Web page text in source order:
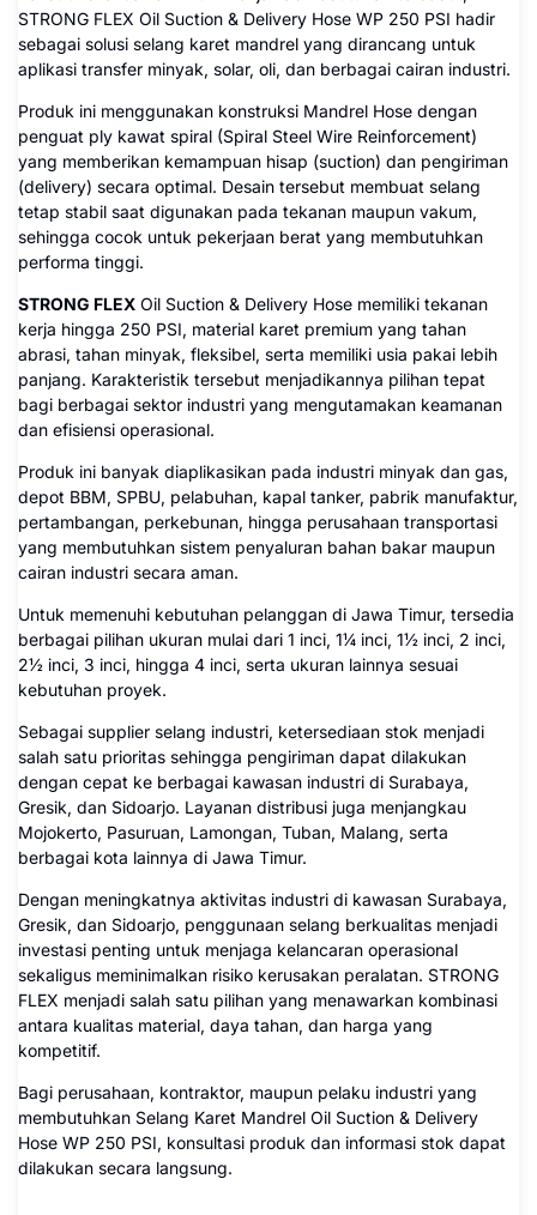
STRONG FLEX Oil Suction & Delivery Hose WP 250 PSI hadir
sebagai solusi selang karet mandrel yang dirancang untuk
aplikasi transfer minyak, solar, oli, dan berbagai cairan industri.
Produk ini menggunakan konstruksi Mandrel Hose dengan
penguat ply kawat spiral (Spiral Steel Wire Reinforcement)
yang memberikan kemampuan hisap (suction) dan pengiriman
(delivery) secara optimal. Desain tersebut membuat selang
tetap stabil saat digunakan pada tekanan maupun vakum,
sehingga cocok untuk pekerjaan berat yang membutuhkan
performa tinggi.
STRONG FLEX Oil Suction & Delivery Hose memiliki tekanan
kerja hingga 250 PSI, material karet premium yang tahan
abrasi, tahan minyak, fleksibel, serta memiliki usia pakai lebih
panjang. Karakteristik tersebut menjadikannya pilihan tepat
bagi berbagai sektor industri yang mengutamakan keamanan
dan efisiensi operasional.
Produk ini banyak diaplikasikan pada industri minyak dan gas,
depot BBM, SPBU, pelabuhan, kapal tanker, pabrik manufaktur,
pertambangan, perkebunan, hingga perusahaan transportasi
yang membutuhkan sistem penyaluran bahan bakar maupun
cairan industri secara aman.
Untuk memenuhi kebutuhan pelanggan di Jawa Timur, tersedia
berbagai pilihan ukuran mulai dari 1 inci, 1¼ inci, 1½ inci, 2 inci,
2½ inci, 3 inci, hingga 4 inci, serta ukuran lainnya sesuai
kebutuhan proyek.
Sebagai supplier selang industri, ketersediaan stok menjadi
salah satu prioritas sehingga pengiriman dapat dilakukan
dengan cepat ke berbagai kawasan industri di Surabaya,
Gresik, dan Sidoarjo. Layanan distribusi juga menjangkau
Mojokerto, Pasuruan, Lamongan, Tuban, Malang, serta
berbagai kota lainnya di Jawa Timur.
Dengan meningkatnya aktivitas industri di kawasan Surabaya,
Gresik, dan Sidoarjo, penggunaan selang berkualitas menjadi
investasi penting untuk menjaga kelancaran operasional
sekaligus meminimalkan risiko kerusakan peralatan. STRONG
FLEX menjadi salah satu pilihan yang menawarkan kombinasi
antara kualitas material, daya tahan, dan harga yang
kompetitif.
Bagi perusahaan, kontraktor, maupun pelaku industri yang
membutuhkan Selang Karet Mandrel Oil Suction & Delivery
Hose WP 250 PSI, konsultasi produk dan informasi stok dapat
dilakukan secara langsung.